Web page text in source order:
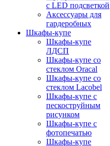
с LED подсветкой
Аксессуары для
гардеробных
Шкафы-купе
Шкафы-купе
ЛДСП
Шкафы-купе со
стеклом Oracal
Шкафы-купе со
стеклом Lacobel
Шкафы-купе с
пескоструйным
рисунком
Шкафы-купе с
фотопечатью
Шкафы-купе